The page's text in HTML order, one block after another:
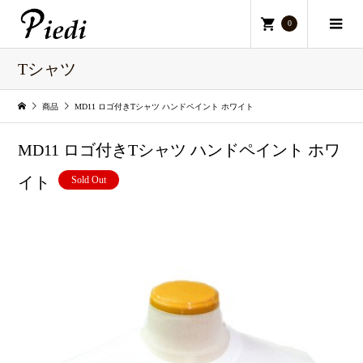
0
Tシャツ
商品 MD11 ロゴ付きTシャツ ハンドペイント ホワイト
MD11 ロゴ付きTシャツ ハンドペイント ホワ
イト
Sold Out